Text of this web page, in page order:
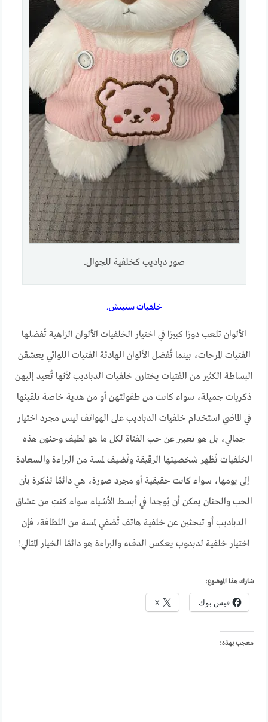
صور دباديب كخلفية للجوال.
خلفيات ستيتش.
الألوان تلعب دورًا كبيرًا في اختيار الخلفيات الألوان الزاهية تُفضلها
الفتيات المرحات، بينما تُفضل الألوان الهادئة الفتيات اللواتي يعشقن
البساطة الكثير من الفتيات يختارن خلفيات الدباديب لأنها تُعيد إليهن
ذكريات جميلة، سواء كانت من طفولتهن أو من هدية خاصة تلقينها
في الماضي استخدام خلفيات الدباديب على الهواتف ليس مجرد اختيار
جمالي، بل هو تعبير عن حب الفتاة لكل ما هو لطيف وحنون هذه
الخلفيات تُظهر شخصيتها الرقيقة وتُضيف لمسة من البراءة والسعادة
إلى يومها، سواء كانت حقيقية أو مجرد صورة، هي دائمًا تذكرة بأن
الحب والحنان يمكن أن يُوجدا في أبسط الأشياء سواء كنتِ من عشاق
الدباديب أو تبحثين عن خلفية هاتف تُضفي لمسة من اللطافة، فإن
اختيار خلفية لدبدوب يعكس الدفء والبراءة هو دائمًا الخيار المثالي!
شارك هذا الموضوع:
فيس بوك X
معجب بهذه: